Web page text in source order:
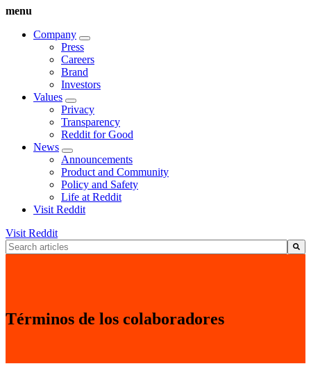
menu
Company
Press
Careers
Brand
Investors
Values
Privacy
Transparency
Reddit for Good
News
Announcements
Product and Community
Policy and Safety
Life at Reddit
Visit Reddit
Visit Reddit
Esto es un campo de búsqueda con una función de texto predictivo.
Términos de los colaboradores